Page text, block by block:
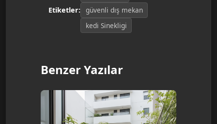
Etiketler: güvenli dış mekan
kedi Sinekligi
Benzer Yazılar